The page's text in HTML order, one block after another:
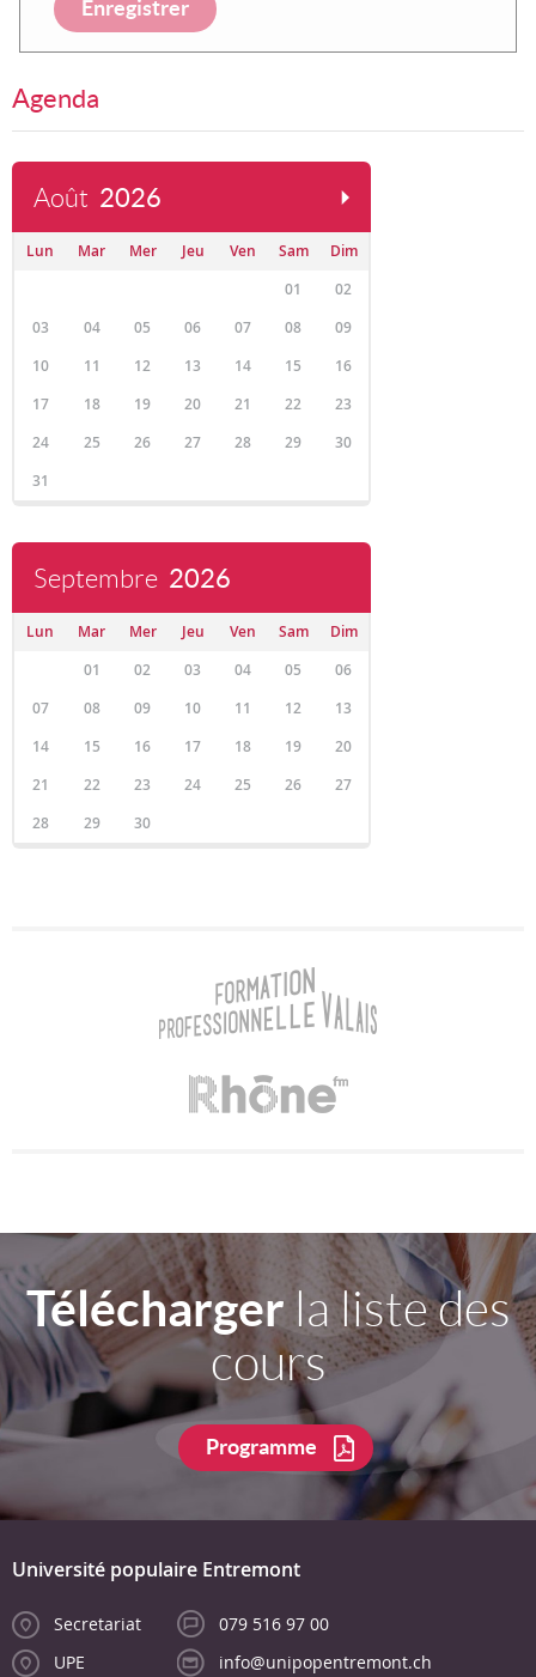
Agenda
Août 2026
Lun Mar Mer Jeu Ven Sam
Dim
01
02
03
04 05 06 07 08
09
10
11 12 13 14 15
16
17
18 19 20 21 22
23
24
25 26 27 28 29
30
31
Septembre 2026
Lun Mar Mer Jeu Ven Sam
Dim
01
02 03 04 05
06
07
08 09 10 11 12
13
14
15 16 17 18 19
20
21
22 23 24 25 26
27
28
29 30
Téléchargerla liste des
cours
Programme
Université populaire Entremont
Secretariat
UPE
079 516 97 00
info@unipopentremont.ch